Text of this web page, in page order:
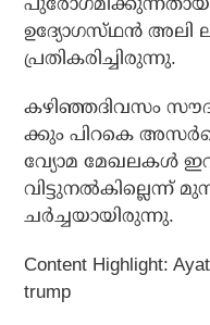
ഉദ്യോഗസ്‌ഥൻ അലി
പ്രതികരിച്ചിരുന്നു.
കഴിഞ്ഞദിവസം
ക്കും പിറകെ
വ്യോമ മേഖലകൾ
വിട്ടുനൽകില്ലെന്ന്
ചർച്ചയായിരുന്നു.
Content Highlight:
trump